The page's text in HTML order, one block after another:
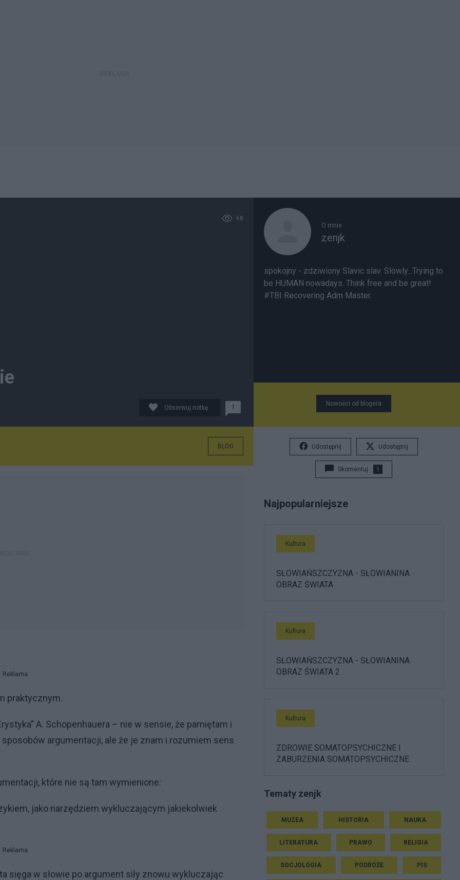
68
Obserwuj notkę 1
BLOG
Reklama
praktycznym.
A. Schopenhauera – nie w sensie, że pamiętam i
argumentacji, ale że je znam i rozumiem sens
które nie są tam wymienione:
jako narzędziem wykluczającym jakiekolwiek
Reklama
sięga w słowie po argument siły znowu wykluczając
O mnie
zenjk
spokojny - zdziwiony Slavic slav. Slowly...Trying to
be HUMAN nowadays. Think free and be great!
#TBI Recovering Adm Master.
Nowości od blogera
Udostępnij Udostępnij
Skomentuj 1
Najpopularniejsze
Kultura
SŁOWIAŃSZCZYZNA - SŁOWIANINA
OBRAZ ŚWIATA
Kultura
SŁOWIAŃSZCZYZNA - SŁOWIANINA
OBRAZ ŚWIATA 2
Kultura
ZDROWIE SOMATOPSYCHICZNE I
ZABURZENIA SOMATOPSYCHICZNE
Tematy zenjk
MUZEA HISTORIA NAUKA
LITERATURA PRAWO RELIGIA
SOCJOLOGIA PODRÓŻE PIS